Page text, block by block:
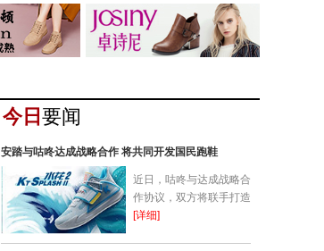
今日 要闻
安踏与咕咚达成战略合作 将共同开发国民跑鞋
近日，咕咚与达成战略合
作协议，双方将联手打造
一款支持运动大数据的超
[详细]